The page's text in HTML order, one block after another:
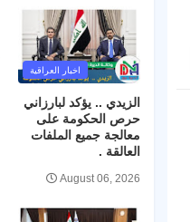
اخبار العراقية
الزيدي .. يؤكد لبارزاني
حرص الحكومة على
معالجة جميع الملفات
العالقة .
August 06, 2026